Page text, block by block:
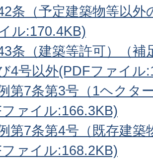
条（予定建築物等以外
ル:170.4KB)
条（建築等許可）（補
4号以外(PDFファイル
第7条第3号（1ヘクタ
ァイル:166.3KB)
第7条第4号（既存建築
ァイル:168.2KB)